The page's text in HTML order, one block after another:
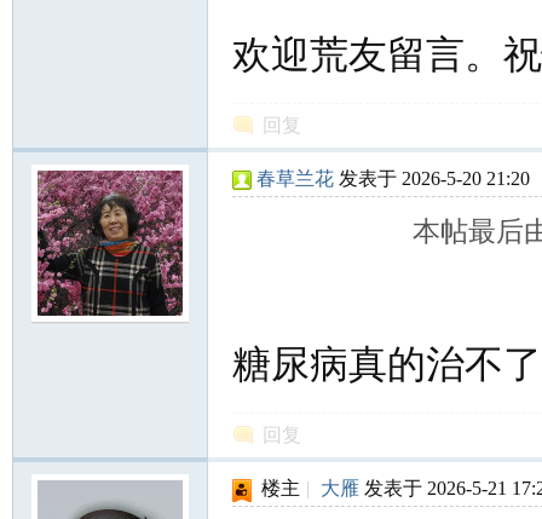
欢迎荒友留言。
回复
春草兰花 发表于 2026-5-20 21:20
本帖最后
糖尿病真的治不
回复
楼主 | 大雁 发表于 2026-5-21